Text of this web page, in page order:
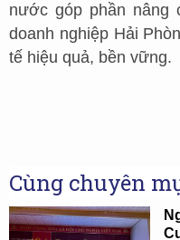
nước góp phần nâng
doanh nghiệp Hải
tế hiệu quả, bền vững.
Cùng chuyên